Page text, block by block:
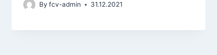
By fcv-admin 31.12.2021